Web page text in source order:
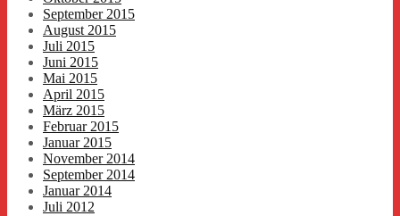
September 2015
August 2015
Juli 2015
Juni 2015
Mai 2015
April 2015
März 2015
Februar 2015
Januar 2015
November 2014
September 2014
Januar 2014
Juli 2012